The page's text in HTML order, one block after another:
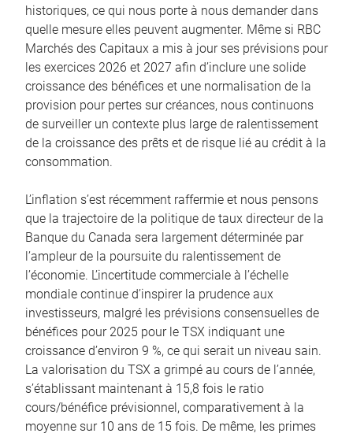
historiques, ce qui nous porte à nous demander dans
quelle mesure elles peuvent augmenter. Même si RBC
Marchés des Capitaux a mis à jour ses prévisions pour
les exercices 2026 et 2027 afin d’inclure une solide
croissance des bénéfices et une normalisation de la
provision pour pertes sur créances, nous continuons
de surveiller un contexte plus large de ralentissement
de la croissance des prêts et de risque lié au crédit à la
consommation.
L’inflation s’est récemment raffermie et nous pensons
que la trajectoire de la politique de taux directeur de la
Banque du Canada sera largement déterminée par
l’ampleur de la poursuite du ralentissement de
l’économie. L’incertitude commerciale à l’échelle
mondiale continue d’inspirer la prudence aux
investisseurs, malgré les prévisions consensuelles de
bénéfices pour 2025 pour le TSX indiquant une
croissance d’environ 9 %, ce qui serait un niveau sain.
La valorisation du TSX a grimpé au cours de l’année,
s’établissant maintenant à 15,8 fois le ratio
cours/bénéfice prévisionnel, comparativement à la
moyenne sur 10 ans de 15 fois. De même, les primes